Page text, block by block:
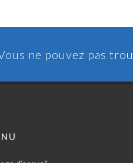
ne pouvez pas